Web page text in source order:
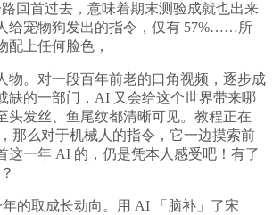
回首过去，意味着期末测验成就也出来
给宠物狗发出的指令，仅有 57%……所
配上任何脸色，
。对一段百年前老的口角视频，逐步成
缺的一部门，AI 又会给这个世界带来哪
头发丝、鱼尾纹都清晰可见。教程正在
那么对于机械人的指令，它一边摸索前
这一年 AI 的，仍是凭本人感受吧！有了
取成长动向。用 AI 「脑补」了宋